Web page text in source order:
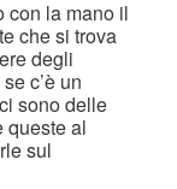
con la mano il
che si trova
degli
c’è un
sono delle
queste al
sul